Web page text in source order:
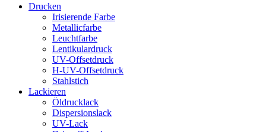
Drucken
Irisierende Farbe
Metallicfarbe
Leuchtfarbe
Lentikulardruck
UV-Offsetdruck
H-UV-Offsetdruck
Stahlstich
Lackieren
Öldrucklack
Dispersionslack
UV-Lack